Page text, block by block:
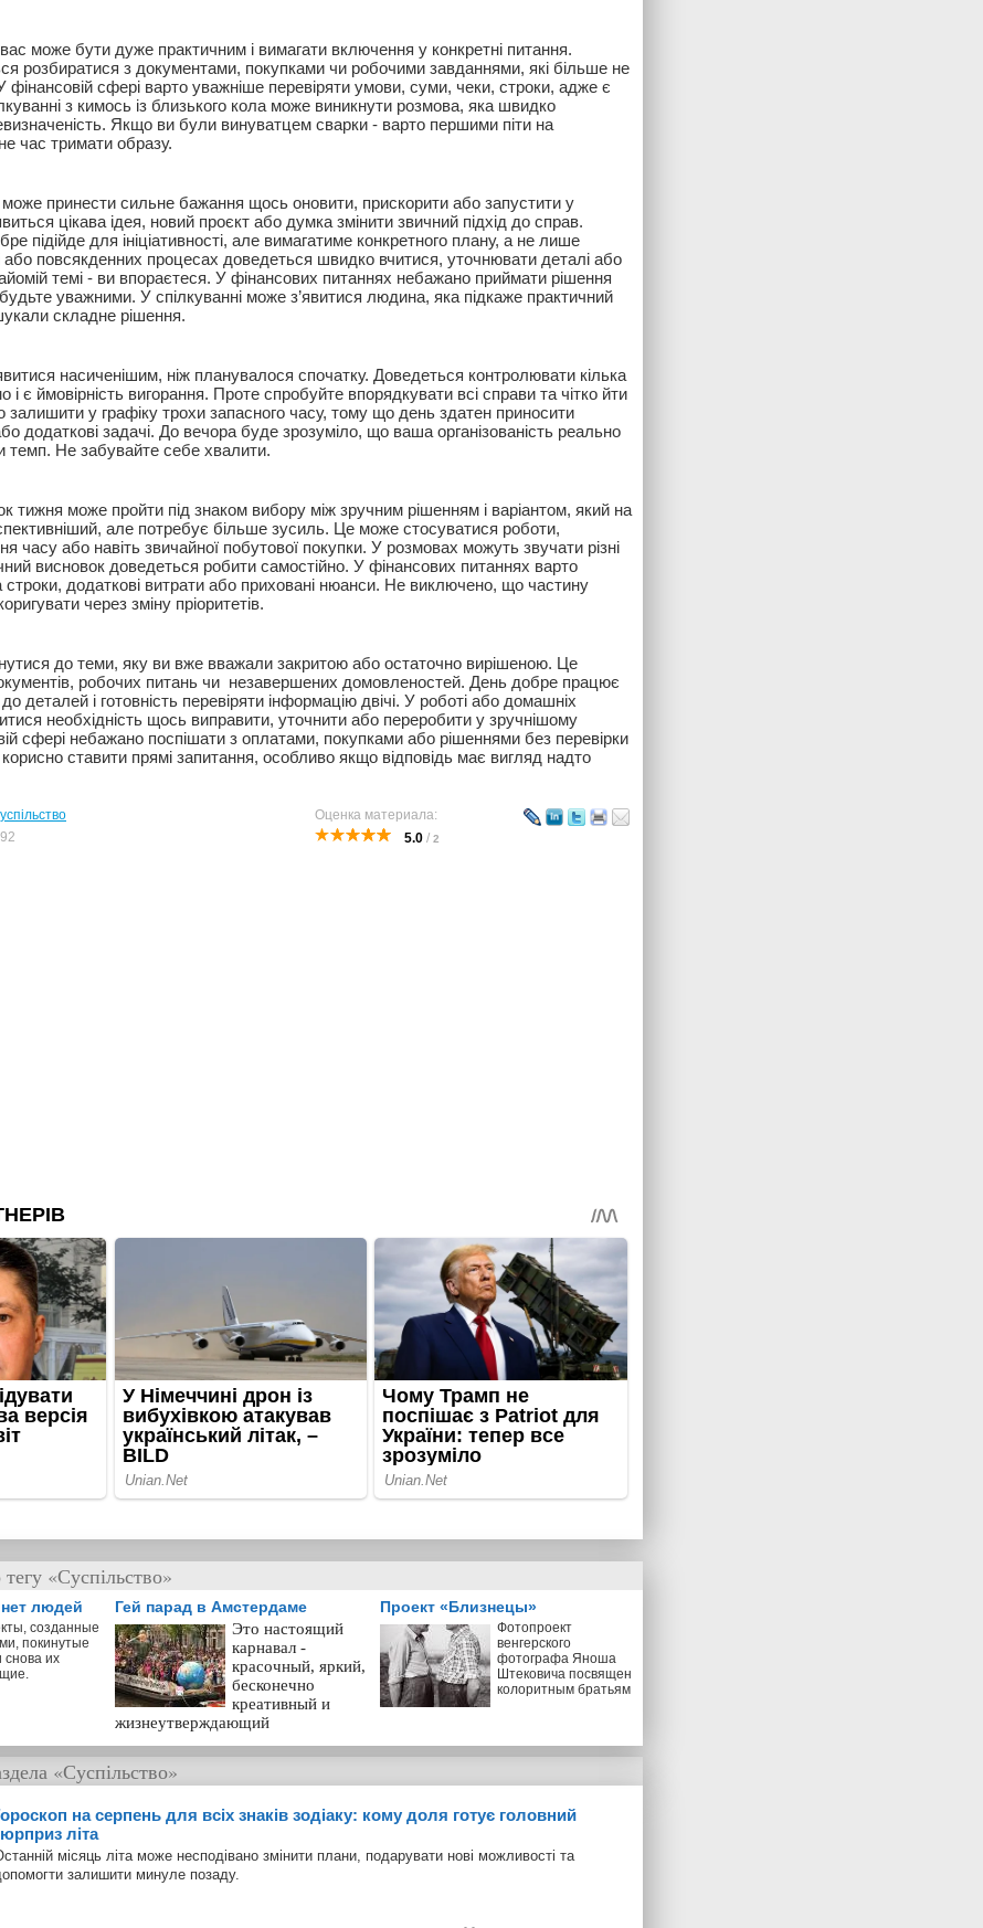
може бути дуже практичним і вимагати включення у конкретні питання.
розбиратися з документами, покупками чи робочими завданнями, які більше не
фінансовій сфері варто уважніше перевіряти умови, суми, чеки, строки, адже є
з кимось із близького кола може виникнути розмова, яка швидко
Якщо ви були винуватцем сварки - варто першими піти на
час тримати образу.
принести сильне бажання щось оновити, прискорити або запустити у
цікава ідея, новий проєкт або думка змінити звичний підхід до справ.
підійде для ініціативності, але вимагатиме конкретного плану, а не лише
або повсякденних процесах доведеться швидко вчитися, уточнювати деталі або
темі - ви впораєтеся. У фінансових питаннях небажано приймати рішення
уважними. У спілкуванні може з’явитися людина, яка підкаже практичний
складне рішення.
насиченішим, ніж планувалося спочатку. Доведеться контролювати кілька
і є ймовірність вигорання. Проте спробуйте впорядкувати всі справи та чітко йти
залишити у графіку трохи запасного часу, тому що день здатен приносити
додаткові задачі. До вечора буде зрозуміло, що ваша організованість реально
темп. Не забувайте себе хвалити.
тижня може пройти під знаком вибору між зручним рішенням і варіантом, який на
але потребує більше зусиль. Це може стосуватися роботи,
часу або навіть звичайної побутової покупки. У розмовах можуть звучати різні
висновок доведеться робити самостійно. У фінансових питаннях варто
додаткові витрати або приховані нюанси. Не виключено, що частину
через зміну пріоритетів.
до теми, яку ви вже вважали закритою або остаточно вирішеною. Це
робочих питань чи незавершених домовленостей. День добре працює
деталей і готовність перевіряти інформацію двічі. У роботі або домашніх
необхідність щось виправити, уточнити або переробити у зручнішому
сфері небажано поспішати з оплатами, покупками або рішеннями без перевірки
ставити прямі запитання, особливо якщо відповідь має вигляд надто
Оценка материала:
5.0 / 2
«Суспільство»
людей
созданные
покинутые
снова их
Гей парад в Амстердаме
Это настоящий
карнавал -
красочный, яркий,
бесконечно
креативный и
жизнеутверждающий
Проект «Близнецы»
Фотопроект
венгерского
фотографа Яноша
Штековича посвящен
колоритным братьям
«Суспільство»
на серпень для всіх знаків зодіаку: кому доля готує головний
літа
місяць літа може несподівано змінити плани, подарувати нові можливості та
залишити минуле позаду.